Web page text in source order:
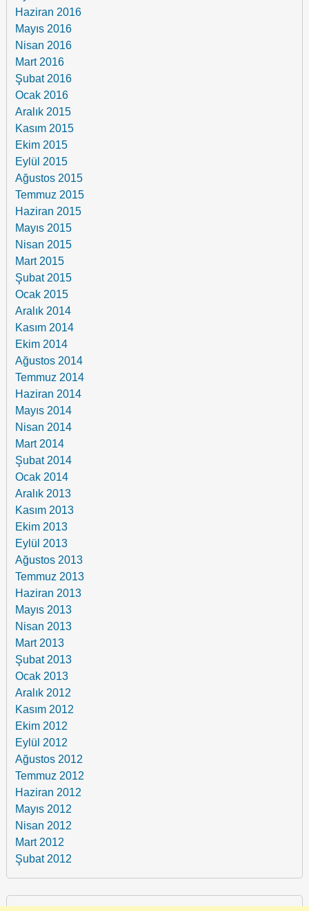
Haziran 2016
Mayıs 2016
Nisan 2016
Mart 2016
Şubat 2016
Ocak 2016
Aralık 2015
Kasım 2015
Ekim 2015
Eylül 2015
Ağustos 2015
Temmuz 2015
Haziran 2015
Mayıs 2015
Nisan 2015
Mart 2015
Şubat 2015
Ocak 2015
Aralık 2014
Kasım 2014
Ekim 2014
Ağustos 2014
Temmuz 2014
Haziran 2014
Mayıs 2014
Nisan 2014
Mart 2014
Şubat 2014
Ocak 2014
Aralık 2013
Kasım 2013
Ekim 2013
Eylül 2013
Ağustos 2013
Temmuz 2013
Haziran 2013
Mayıs 2013
Nisan 2013
Mart 2013
Şubat 2013
Ocak 2013
Aralık 2012
Kasım 2012
Ekim 2012
Eylül 2012
Ağustos 2012
Temmuz 2012
Haziran 2012
Mayıs 2012
Nisan 2012
Mart 2012
Şubat 2012